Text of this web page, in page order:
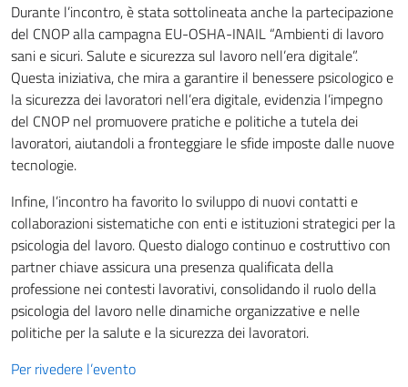
Durante l’incontro, è stata sottolineata anche la partecipazione
del CNOP alla campagna EU-OSHA-INAIL “Ambienti di lavoro
sani e sicuri. Salute e sicurezza sul lavoro nell’era digitale”.
Questa iniziativa, che mira a garantire il benessere psicologico e
la sicurezza dei lavoratori nell’era digitale, evidenzia l’impegno
del CNOP nel promuovere pratiche e politiche a tutela dei
lavoratori, aiutandoli a fronteggiare le sfide imposte dalle nuove
tecnologie.
Infine, l’incontro ha favorito lo sviluppo di nuovi contatti e
collaborazioni sistematiche con enti e istituzioni strategici per la
psicologia del lavoro. Questo dialogo continuo e costruttivo con
partner chiave assicura una presenza qualificata della
professione nei contesti lavorativi, consolidando il ruolo della
psicologia del lavoro nelle dinamiche organizzative e nelle
politiche per la salute e la sicurezza dei lavoratori.
Per rivedere l’evento